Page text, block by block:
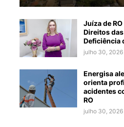
Juíza de
Direitos
Deficiência
julho 30, 2026
Energisa
orienta
acidentes
RO
julho 30, 2026